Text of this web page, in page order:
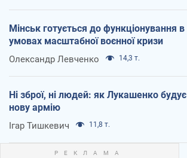
Мінськ готується до функціонування в
умовах масштабної воєнної кризи
Олександр Левченко 14,3 т.
Ні зброї, ні людей: як Лукашенко будує
нову армію
Ігар Тишкевич 11,8 т.